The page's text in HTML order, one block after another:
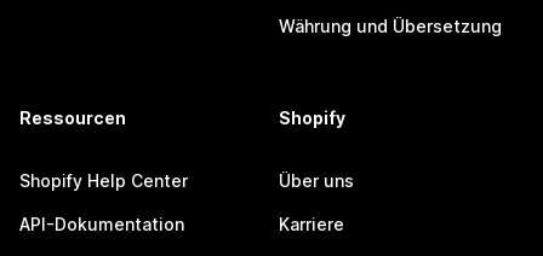
Währung und Übersetzung
Ressourcen
Shopify Help Center
API-Dokumentation
Shopify
Über uns
Karriere